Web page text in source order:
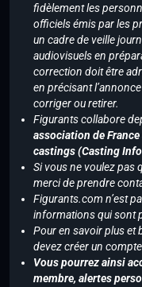
fidèlement les
officiels émis par les
un cadre de veille
audiovisuels en
correction doit être
en précisant
corriger ou retirer.
Figurants collabore
association de
castings (Casting
Si vous ne voulez pas
merci de prendre
Figurants.com n’est
informations qui sont
Pour en savoir plus et
devez créer un
Vous pourrez ainsi
membre, alertes